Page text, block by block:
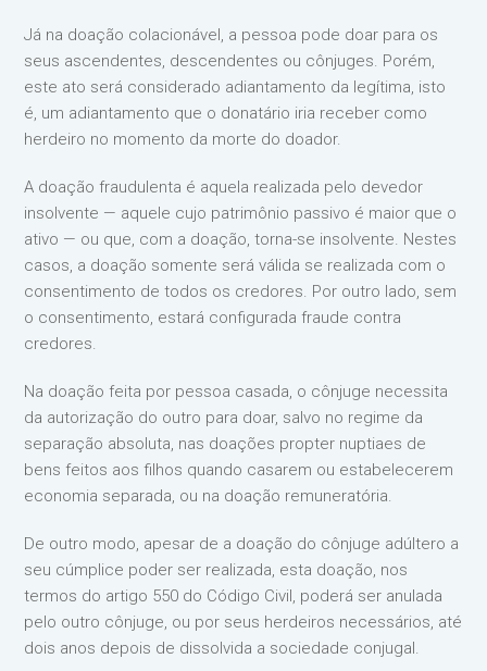
Já na doação colacionável, a pessoa pode doar para os
seus ascendentes, descendentes ou cônjuges. Porém,
este ato será considerado adiantamento da legítima, isto
é, um adiantamento que o donatário iria receber como
herdeiro no momento da morte do doador.
A doação fraudulenta é aquela realizada pelo devedor
insolvente — aquele cujo patrimônio passivo é maior que o
ativo — ou que, com a doação, torna-se insolvente. Nestes
casos, a doação somente será válida se realizada com o
consentimento de todos os credores. Por outro lado, sem
o consentimento, estará configurada fraude contra
credores.
Na doação feita por pessoa casada, o cônjuge necessita
da autorização do outro para doar, salvo no regime da
separação absoluta, nas doações propter nuptiaes de
bens feitos aos filhos quando casarem ou estabelecerem
economia separada, ou na doação remuneratória.
De outro modo, apesar de a doação do cônjuge adúltero a
seu cúmplice poder ser realizada, esta doação, nos
termos do artigo 550 do Código Civil, poderá ser anulada
pelo outro cônjuge, ou por seus herdeiros necessários, até
dois anos depois de dissolvida a sociedade conjugal.